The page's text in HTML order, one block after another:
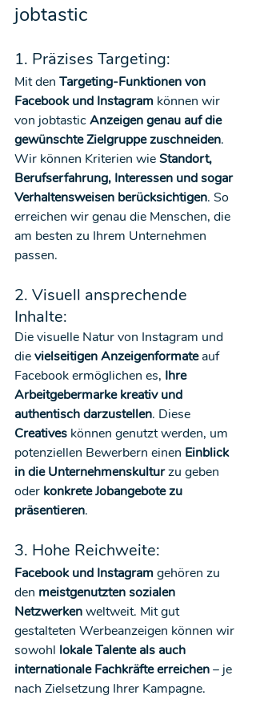
jobtastic
1. Präzises Targeting:
Mit den Targeting-Funktionen von
Facebook und Instagram können wir
von jobtastic Anzeigen genau auf die
gewünschte Zielgruppe zuschneiden.
Wir können Kriterien wie Standort,
Berufserfahrung, Interessen und sogar
Verhaltensweisen berücksichtigen. So
erreichen wir genau die Menschen, die
am besten zu Ihrem Unternehmen
passen.
2. Visuell ansprechende
Inhalte:
Die visuelle Natur von Instagram und
die vielseitigen Anzeigenformate auf
Facebook ermöglichen es, Ihre
Arbeitgebermarke kreativ und
authentisch darzustellen. Diese
Creatives können genutzt werden, um
potenziellen Bewerbern einen Einblick
in die Unternehmenskultur zu geben
oder konkrete Jobangebote zu
präsentieren.
3. Hohe Reichweite:
Facebook und Instagram gehören zu
den meistgenutzten sozialen
Netzwerken weltweit. Mit gut
gestalteten Werbeanzeigen können wir
sowohl lokale Talente als auch
internationale Fachkräfte erreichen – je
nach Zielsetzung Ihrer Kampagne.